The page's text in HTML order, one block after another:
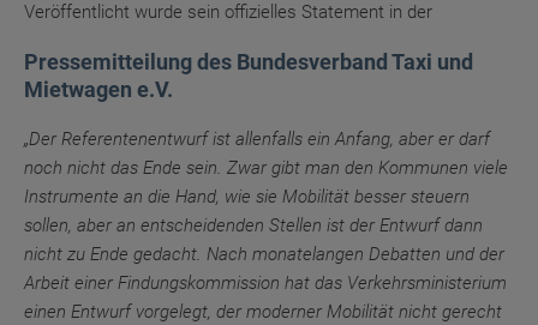
Veröffentlicht wurde sein offizielles Statement in der
Pressemitteilung des Bundesverband Taxi und
Mietwagen e.V.
„Der Referentenentwurf ist allenfalls ein Anfang, aber er darf
noch nicht das Ende sein. Zwar gibt man den Kommunen viele
Instrumente an die Hand, wie sie Mobilität besser steuern
sollen, aber an entscheidenden Stellen ist der Entwurf dann
nicht zu Ende gedacht. Nach monatelangen Debatten und der
Arbeit einer Findungskommission hat das Verkehrsministerium
einen Entwurf vorgelegt, der moderner Mobilität nicht gerecht